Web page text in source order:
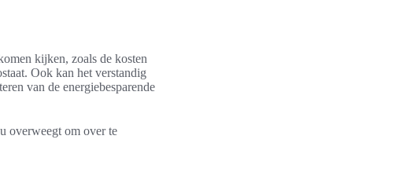
kijken, zoals de kosten
Ook kan het verstandig
van de energiebesparende
overweegt om over te